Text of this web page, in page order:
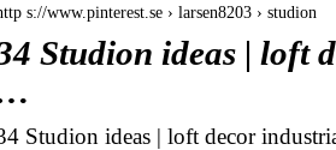
s://www.pinterest.se › larsen8203 › studion
Studion ideas | loft
Studion ideas | loft decor